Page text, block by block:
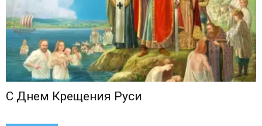
С Днем Крещения Руси